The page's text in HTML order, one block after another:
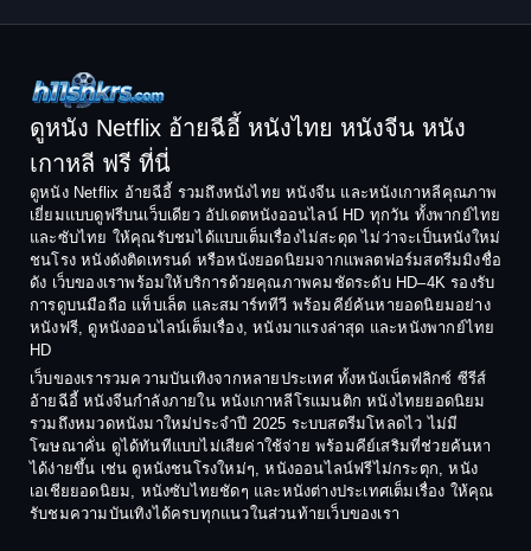
Comedy ตลก
Coming-of-age ชีวิตวัยรุ่น
Crime อาชญากรรม
Crime อาชญากรรม
Culture
Dance เต้น
Dark Comedy ตลกร้าย
1994
1992
1991
1990
1988
1987
1986
1985
1984
1983
1982
1981
1980
1978
1974
1973
1972
1971
1970
1969
1968
1964
ดูหนัง Netflix อ้ายฉีอี้ หนังไทย หนังจีน หนัง
เกาหลี ฟรี ที่นี่
ดูหนัง Netflix อ้ายฉีอี้ รวมถึงหนังไทย หนังจีน และหนังเกาหลีคุณภาพ
เยี่ยมแบบดูฟรีบนเว็บเดียว อัปเดตหนังออนไลน์ HD ทุกวัน ทั้งพากย์ไทย
และซับไทย ให้คุณรับชมได้แบบเต็มเรื่องไม่สะดุด ไม่ว่าจะเป็นหนังใหม่
ชนโรง หนังดังติดเทรนด์ หรือหนังยอดนิยมจากแพลตฟอร์มสตรีมมิงชื่อ
ดัง เว็บของเราพร้อมให้บริการด้วยคุณภาพคมชัดระดับ HD–4K รองรับ
การดูบนมือถือ แท็บเล็ต และสมาร์ททีวี พร้อมคีย์ค้นหายอดนิยมอย่าง
หนังฟรี, ดูหนังออนไลน์เต็มเรื่อง, หนังมาแรงล่าสุด และหนังพากย์ไทย
HD
เว็บของเรารวมความบันเทิงจากหลายประเทศ ทั้งหนังเน็ตฟลิกซ์ ซีรีส์
อ้ายฉีอี้ หนังจีนกำลังภายใน หนังเกาหลีโรแมนติก หนังไทยยอดนิยม
รวมถึงหมวดหนังมาใหม่ประจำปี 2025 ระบบสตรีมโหลดไว ไม่มี
โฆษณาคั่น ดูได้ทันทีแบบไม่เสียค่าใช้จ่าย พร้อมคีย์เสริมที่ช่วยค้นหา
ได้ง่ายขึ้น เช่น ดูหนังชนโรงใหม่ๆ, หนังออนไลน์ฟรีไม่กระตุก, หนัง
เอเชียยอดนิยม, หนังซับไทยชัดๆ และหนังต่างประเทศเต็มเรื่อง ให้คุณ
รับชมความบันเทิงได้ครบทุกแนวในส่วนท้ายเว็บของเรา